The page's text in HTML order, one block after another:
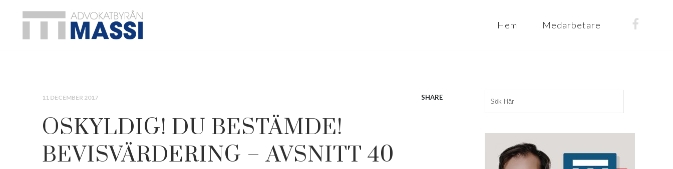
Hem Medarbetare
11 DECEMBER 2017 SHARE
OSKYLDIG! DU BESTÄMDE!
BEVISVÄRDERING – AVSNITT 40